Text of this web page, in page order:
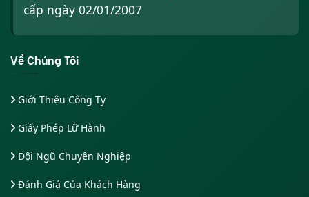
cấp ngày 02/01/2007
Về Chúng Tôi
Giới Thiệu Công Ty
Giấy Phép Lữ Hành
Đội Ngũ Chuyên Nghiệp
Đánh Giá Của Khách Hàng